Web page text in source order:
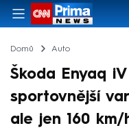
Domů Auto
Škoda Enyaq
sportovnější
ale jen 160 km/